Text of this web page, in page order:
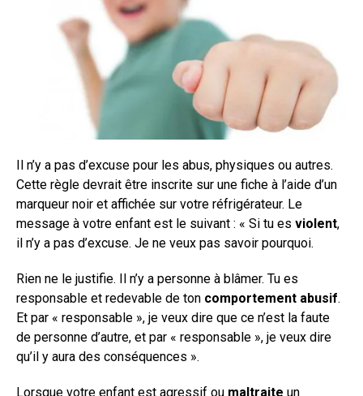
Il n’y a pas d’excuse pour les abus, physiques ou autres.
Cette règle devrait être inscrite sur une fiche à l’aide d’un
marqueur noir et affichée sur votre réfrigérateur. Le
message à votre enfant est le suivant : « Si tu es violent,
il n’y a pas d’excuse. Je ne veux pas savoir pourquoi.
Rien ne le justifie. Il n’y a personne à blâmer. Tu es
responsable et redevable de ton comportement abusif.
Et par « responsable », je veux dire que ce n’est la faute
de personne d’autre, et par « responsable », je veux dire
qu’il y aura des conséquences ».
Lorsque votre enfant est agressif ou maltraite un